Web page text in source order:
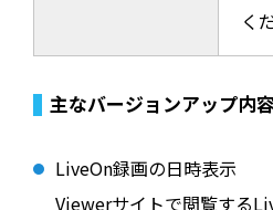
く
主なバージョンアップ内
LiveOn録画の日時表示
Viewerサイトで閲覧する